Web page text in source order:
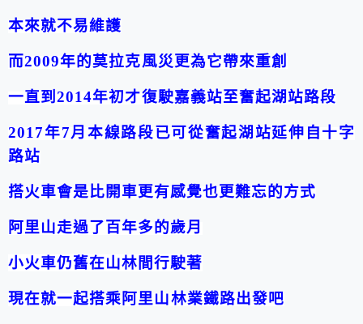
本來就不易維護
而2009年的莫拉克風災更為它帶來重創
一直到2014年初才復駛嘉義站至奮起湖站路段
2017年7月本線路段已可從奮起湖站延伸自十字
路站
搭火車會是比開車更有感覺也更難忘的方式
阿里山走過了百年多的歲月
小火車仍舊在山林間行駛著
現在就一起搭乘阿里山林業鐵路出發吧